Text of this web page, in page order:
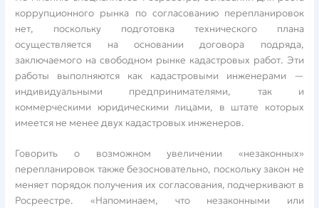
коррупционного рынка по согласованию перепланировок
нет, поскольку подготовка технического плана
осуществляется на основании договора подряда,
заключаемого на свободном рынке кадастровых работ. Эти
работы выполняются как кадастровыми инженерами —
индивидуальными предпринимателями, так и
коммерческими юридическими лицами, в штате которых
имеется не менее двух кадастровых инженеров.
Говорить о возможном увеличении «незаконных»
перепланировок также безосновательно, поскольку закон не
меняет порядок получения их согласования, подчеркивают в
Росреестре. «Напоминаем, что незаконными или